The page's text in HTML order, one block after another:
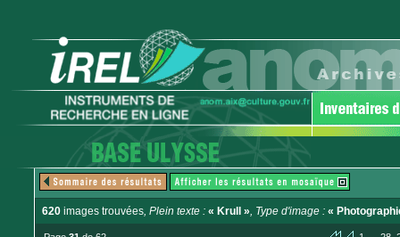
620 images trouvées, Plein texte : « Krull », Type d'image : «